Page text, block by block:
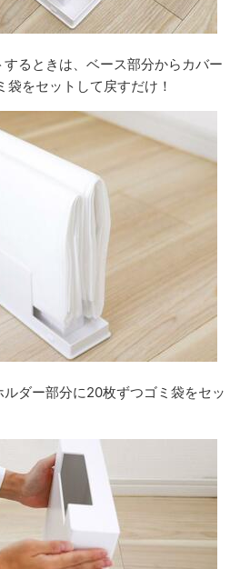
るときは、ベース部分からカバー
をセットして戻すだけ！
ダー部分に20枚ずつゴミ袋をセッ